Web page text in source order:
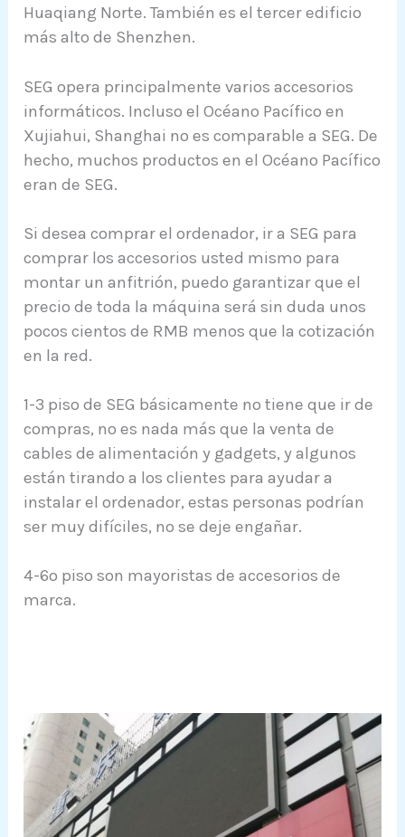
Huaqiang Norte. También es el tercer edificio
más alto de Shenzhen.
SEG opera principalmente varios accesorios
informáticos. Incluso el Océano Pacífico en
Xujiahui, Shanghai no es comparable a SEG. De
hecho, muchos productos en el Océano Pacífico
eran de SEG.
Si desea comprar el ordenador, ir a SEG para
comprar los accesorios usted mismo para
montar un anfitrión, puedo garantizar que el
precio de toda la máquina será sin duda unos
pocos cientos de RMB menos que la cotización
en la red.
1-3 piso de SEG básicamente no tiene que ir de
compras, no es nada más que la venta de
cables de alimentación y gadgets, y algunos
están tirando a los clientes para ayudar a
instalar el ordenador, estas personas podrían
ser muy difíciles, no se deje engañar.
4-6o piso son mayoristas de accesorios de
marca.